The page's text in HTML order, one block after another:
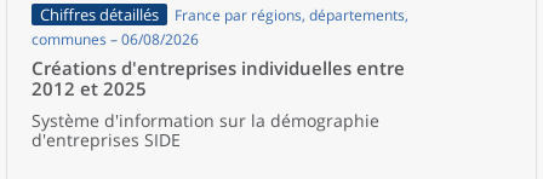
Chiffres détaillés
France par régions, départements,
communes – 06/08/2026
Créations d'entreprises individuelles entre
2012 et 2025
Système d'information sur la démographie
d'entreprises SIDE